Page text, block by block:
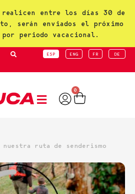
realicen entre los días 30 de
serán enviados el próximo
por periodo vacacional.
ESP ENG FR DE
0
nuestra ruta de senderismo